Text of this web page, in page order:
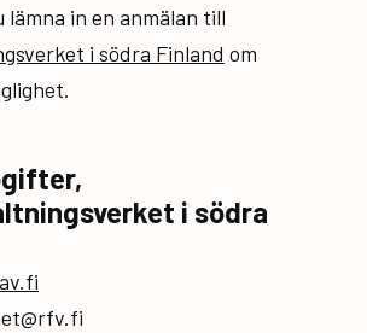
in en anmälan till
i södra Finland om
i södra